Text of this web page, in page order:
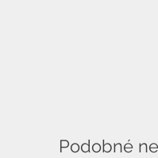
Podobné